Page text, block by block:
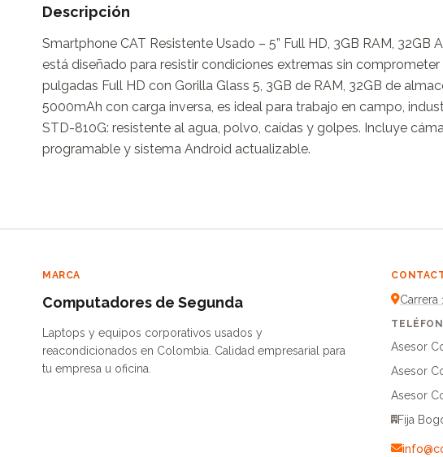
Descripción
Smartphone CAT Resistente Usado – 5” Full HD, 3GB RAM, 32GB
está diseñado para resistir condiciones extremas sin
pulgadas Full HD con Gorilla Glass 5, 3GB de RAM, 32GB de
5000mAh con carga inversa, es ideal para trabajo en campo,
STD-810G: resistente al agua, polvo, caídas y golpes. Incluye
programable y sistema Android actualizable.
MARCA
Computadores de Segunda
Laptops y equipos corporativos usados y
reacondicionados en Colombia. Calidad empresarial para
tu empresa u oficina.
Carrera
Asesor
Asesor
Asesor
Fija